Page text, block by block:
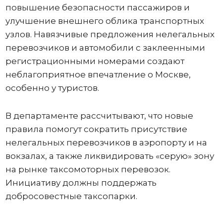
повышение безопасности пассажиров и
улучшение внешнего облика транспортных
узлов. Навязчивые предложения нелегальных
перевозчиков и автомобили с заклеенными
регистрационными номерами создают
неблагоприятное впечатление о Москве,
особенно у туристов.
В департаменте рассчитывают, что новые
правила помогут сократить присутствие
нелегальных перевозчиков в аэропорту и на
вокзалах, а также ликвидировать «серую» зону
на рынке таксомоторных перевозок.
Инициативу должны поддержать
добросовестные таксопарки.